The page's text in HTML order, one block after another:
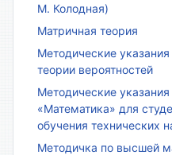
М. Колодная)
Матричная теория
Методические
теории вероятностей
Методические
«Математика» для
обучения технических
Методичка по высшей